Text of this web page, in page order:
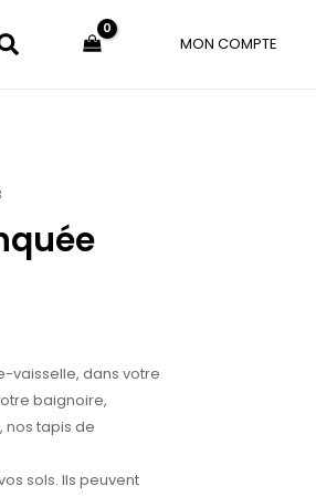
MON COMPTE
vaisselle, dans votre
baignoire,
nos tapis de
sols. Ils peuvent